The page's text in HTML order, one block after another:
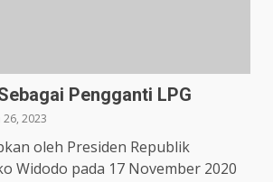
Pengganti LPG
26, 2023
oleh Presiden Republik
Widodo pada 17 November 2020